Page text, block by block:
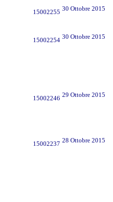
15002255 30 Ottobre 2015
15002254 30 Ottobre 2015
15002246 29 Ottobre 2015
15002237 28 Ottobre 2015